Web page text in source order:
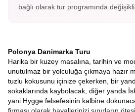
bağlı olarak tur programında
Polonya Danimarka Turu
Harika bir kuzey masalına, tarihin ve
unutulmaz bir yolculuğa çıkmaya hazır
tuzlu kokusunu içinize çekerken, bir
sokaklarında kaybolacak, diğer yanda
yani Hygge felsefesinin kalbine